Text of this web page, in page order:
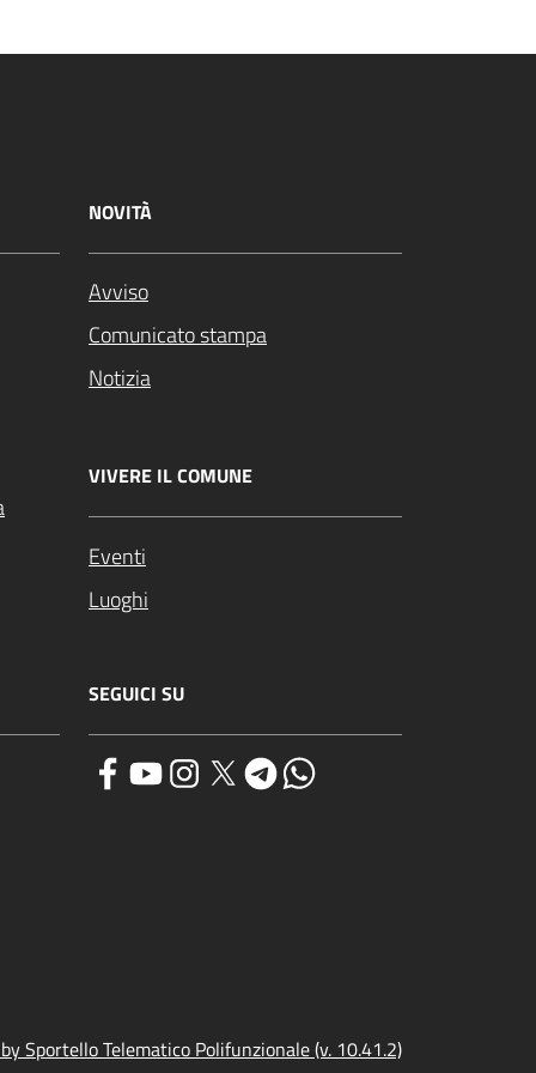
NOVITÀ
Avviso
Comunicato stampa
Notizia
VIVERE IL COMUNE
Eventi
Luoghi
SEGUICI SU
Sportello Telematico Polifunzionale (v. 10.41.2)